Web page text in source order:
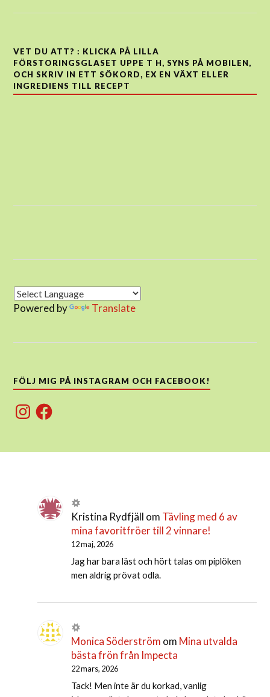
VET DU ATT? : KLICKA PÅ LILLA
FÖRSTORINGSGLASET UPPE T H, SYNS PÅ MOBILEN,
OCH SKRIV IN ETT SÖKORD, EX EN VÄXT ELLER
INGREDIENS TILL RECEPT
Powered by Translate
FÖLJ MIG PÅ INSTAGRAM OCH FACEBOOK!
InstagramFacebook
Kristina Rydfjäll om Tävling med 6 av
mina favoritfröer till 2 vinnare!
12 maj, 2026
Jag har bara läst och hört talas om piplöken
men aldrig prövat odla.
Monica Söderström om Mina utvalda
bästa frön från Impecta
22 mars, 2026
Tack! Men inte är du korkad, vanlig